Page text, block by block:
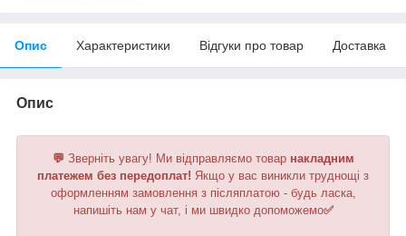
Опис Характеристики Відгуки про товар Доставка
Опис
💬 Зверніть увагу! Ми відправляємо товар накладним
платежем без передоплат! Якщо у вас виникли труднощі з
оформленням замовлення з післяплатою - будь ласка,
напишіть нам у чат, і ми швидко допоможемо✅